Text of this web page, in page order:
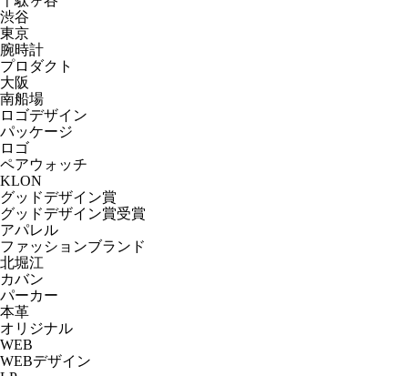
渋谷
東京
腕時計
プロダクト
大阪
南船場
ロゴデザイン
パッケージ
ロゴ
ペアウォッチ
KLON
グッドデザイン賞
グッドデザイン賞受賞
アパレル
ファッションブランド
北堀江
カバン
パーカー
本革
オリジナル
WEB
WEBデザイン